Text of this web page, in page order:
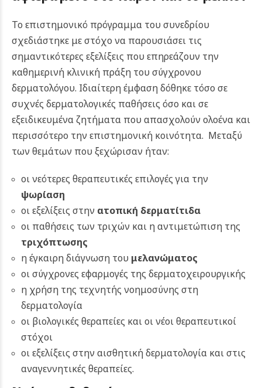
Το επιστημονικό πρόγραμμα του συνεδρίου
σχεδιάστηκε με στόχο να παρουσιάσει τις
σημαντικότερες εξελίξεις που επηρεάζουν την
καθημερινή κλινική πράξη του σύγχρονου
δερματολόγου. Ιδιαίτερη έμφαση δόθηκε τόσο σε
συχνές δερματολογικές παθήσεις όσο και σε
εξειδικευμένα ζητήματα που απασχολούν ολοένα και
περισσότερο την επιστημονική κοινότητα. Μεταξύ
των θεμάτων που ξεχώρισαν ήταν:
οι νεότερες θεραπευτικές επιλογές για την
ψωρίαση
οι εξελίξεις στην ατοπική δερματίτιδα
οι παθήσεις των τριχών και η αντιμετώπιση της
τριχόπτωσης
η έγκαιρη διάγνωση του μελανώματος
οι σύγχρονες εφαρμογές της δερματοχειρουργικής
η χρήση της τεχνητής νοημοσύνης στη
δερματολογία
οι βιολογικές θεραπείες και οι νέοι θεραπευτικοί
στόχοι
οι εξελίξεις στην αισθητική δερματολογία και στις
αναγεννητικές θεραπείες.